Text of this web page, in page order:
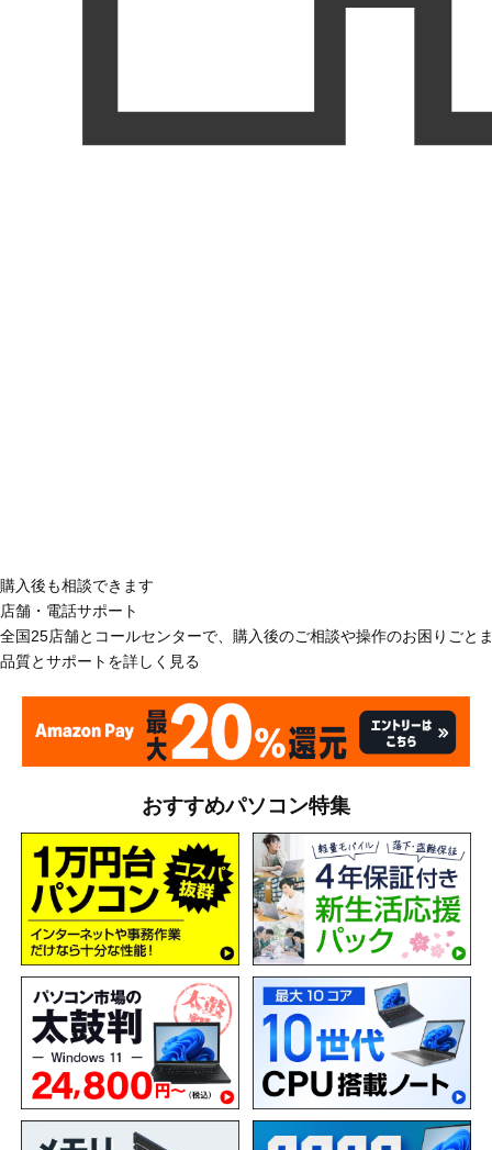
購入後も相談できます
店舗・電話サポート
全国25店舗とコールセンターで、購入後のご相談や操作のお困りごと
品質とサポートを詳しく見る
おすすめパソコン特集